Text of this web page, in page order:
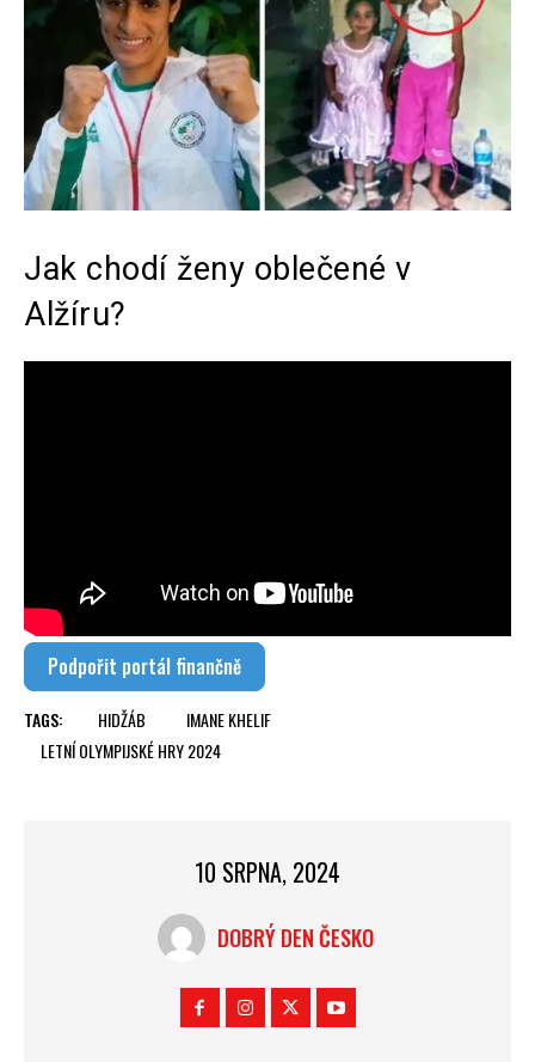
Jak chodí ženy oblečené v
Alžíru?
Podpořit portál finančně
TAGS: HIDŽÁB
IMANE KHELIF
LETNÍ OLYMPIJSKÉ HRY 2024
10 SRPNA, 2024
DOBRÝ DEN ČESKO